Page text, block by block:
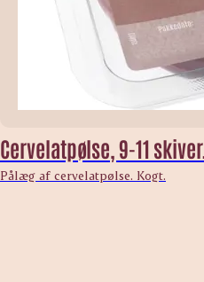
Cervelatpølse, 9-11 skiver.
Pålæg af cervelatpølse. Kogt.